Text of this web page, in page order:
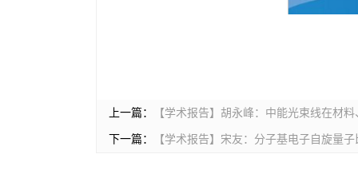
上一篇： 【学术报告】胡永峰：中能光束线在材
下一篇： 【学术报告】宋友：分子基电子自旋量子